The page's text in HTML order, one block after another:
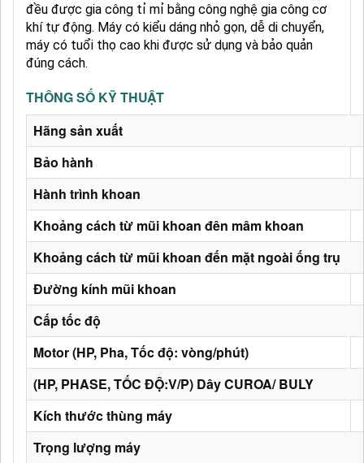
đều được gia công tỉ mỉ bằng công nghệ gia công cơ
khí tự động. Máy có kiểu dáng nhỏ gọn, dễ di chuyển,
máy có tuổi thọ cao khi được sử dụng và bảo quản
đúng cách.
THÔNG SỐ KỸ THUẬT
Hãng sản xuất
Bảo hành
Hành trình khoan
Khoảng cách từ mũi khoan đên mâm khoan
Khoảng cách từ mũi khoan đến mặt ngoài ống trụ
Đường kính mũi khoan
Cấp tốc độ
Motor (HP, Pha, Tốc độ: vòng/phút)
(HP, PHASE, TỐC ĐỘ:V/P) Dây CUROA/ BULY
Kích thước thùng máy
Trọng lượng máy